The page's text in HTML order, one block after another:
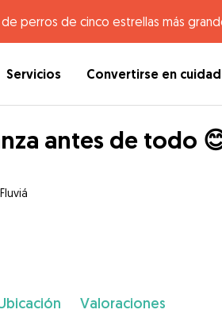
perros de cinco estrellas más
Servicios Convertirse en
antes de todo
Valoraciones